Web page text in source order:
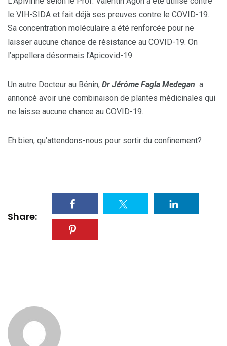
le VIH-SIDA et fait déjà ses preuves contre le COVID-19.
Sa concentration moléculaire a été renforcée pour ne
laisser aucune chance de résistance au COVID-19. On
l’appellera désormais l’Apicovid-19
Un autre Docteur au Bénin, Dr Jérôme Fagla Medegan a
annoncé avoir une combinaison de plantes médicinales qui
ne laisse aucune chance au COVID-19.
Eh bien, qu’attendons-nous pour sortir du confinement?
Share: